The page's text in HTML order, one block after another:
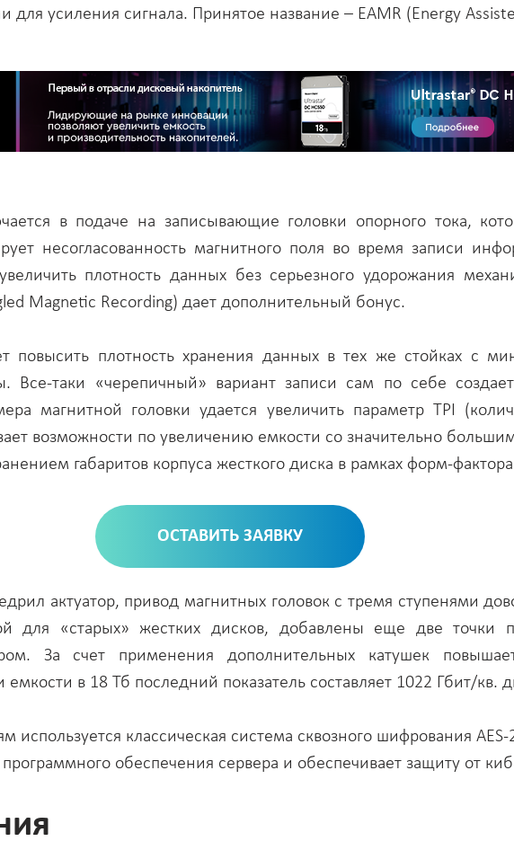
для усиления сигнала. Принятое название – EAMR (Energy
в подаче на записывающие головки опорного тока,
несогласованность магнитного поля во время записи
плотность данных без серьезного удорожания
Magnetic Recording) дает дополнительный бонус.
повысить плотность хранения данных в тех же стойках с
Все-таки «черепичный» вариант записи сам по себе
магнитной головки удается увеличить параметр TPI
возможности по увеличению емкости со значительно
габаритов корпуса жесткого диска в рамках форм-фактора
ОСТАВИТЬ ЗАЯВКУ
актуатор, привод магнитных головок с тремя ступенями
для «старых» жестких дисков, добавлены еще две точки
За счет применения дополнительных катушек
емкости в 18 Тб последний показатель составляет 1022 Гбит/кв.
используется классическая система сквозного шифрования
обеспечения сервера и обеспечивает защиту от